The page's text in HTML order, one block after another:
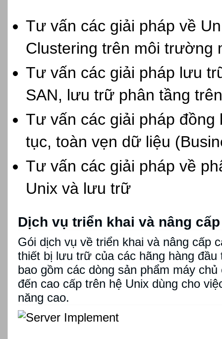
Tư vấn các giải pháp về
Clustering trên môi trường
Tư vấn các giải pháp lưu
SAN, lưu trữ phân tầng
Tư vấn các giải pháp
tục, toàn vẹn dữ liệu
Tư vấn các giải pháp về
Unix và lưu trữ
Dịch vụ triển khai và nâng
Gói dịch vụ về triển khai và nâng cấp
thiết bị lưu trữ của các hãng hàng
bao gồm các dòng sản phẩm máy
đến cao cấp trên hệ Unix dùng cho
năng cao.